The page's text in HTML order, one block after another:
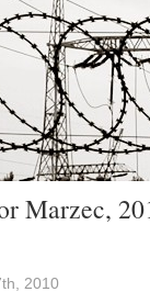
Marzec,
2010